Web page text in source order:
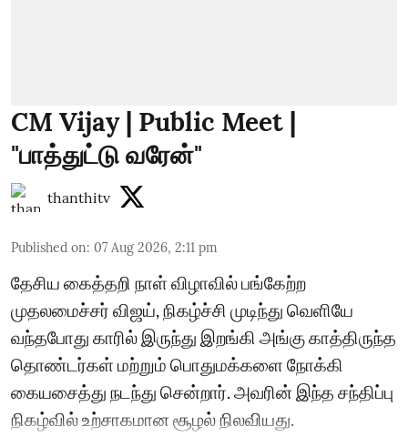
CM Vijay | Public Meet |
"பாத்துட்டு வரேன்"
thanthitv
Published on: 07 Aug 2026, 2:11 pm
தேசிய கைத்தறி நாள் விழாவில் பங்கேற்ற
முதலமைச்சர் விஜய், நிகழ்ச்சி முடிந்து வெளியே
வந்தபோது காரில் இருந்து இறங்கி அங்கு காத்திருந்த
தொண்டர்கள் மற்றும் பொதுமக்களை நோக்கி
கையசைத்து நடந்து சென்றார். அவரின் இந்த சந்திப்பு
நிகழ்வில் உற்சாகமான சூழல் நிலவியது.